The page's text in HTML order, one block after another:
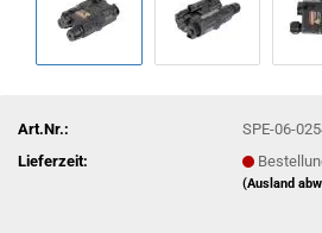
Art.Nr.:
SPE-06-
Lieferzeit:
(Ausland